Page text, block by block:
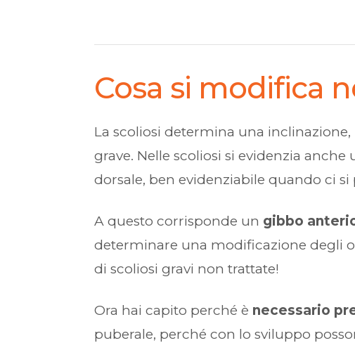
Cosa si modifica
La scoliosi determina una
grave. Nelle scoliosi si evidenzia anche
dorsale, ben evidenziabile quando ci
A questo corrisponde un gibbo
determinare una modificazione degli
di scoliosi gravi non trattate!
Ora hai capito perché è necessario
puberale, perché con lo sviluppo